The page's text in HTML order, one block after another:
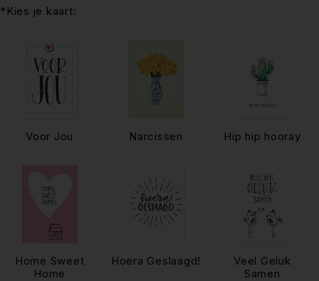
*Kies je kaart:
Voor Jou Narcissen Hip hip hooray
Home Sweet
Home
Hoera Geslaagd!
Veel Geluk
Samen